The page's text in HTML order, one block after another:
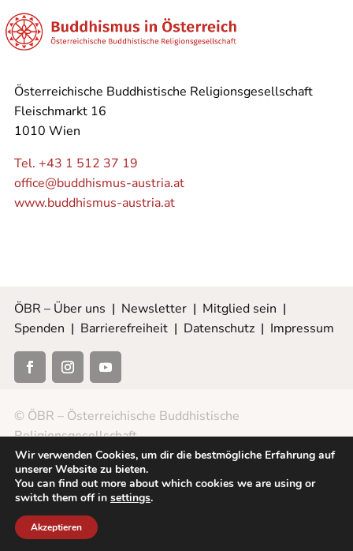
Österreichische Buddhistische Religionsgesellschaft
Fleischmarkt 16
1010 Wien
Tel. +43 1 512 37 19
office@buddhismus-austria.at
www.buddhismus-austria.at
ÖBR – Über uns | Newsletter| Mitglied sein |
Spenden | Barrierefreiheit| Datenschutz| Impressum
© ÖBR – Österreichische Buddhistische
Religionsgesellschaft
Wir verwenden Cookies, um dir die bestmögliche Erfahrung auf
unserer Website zu bieten.
You can find out more about which cookies we are using or
switch them off in settings.
Akzeptieren